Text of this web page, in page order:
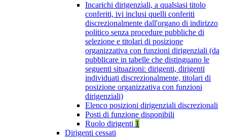
Incarichi dirigenziali, a qualsiasi titolo
conferiti, ivi inclusi quelli conferiti
discrezionalmente dall'organo di indirizzo
politico senza procedure pubbliche di
selezione e titolari di posizione
organizzativa con funzioni dirigenziali (da
pubblicare in tabelle che distinguano le
seguenti situazioni: dirigenti, dirigenti
individuati discrezionalmente, titolari di
posizione organizzativa con funzioni
dirigenziali)
Elenco posizioni dirigenziali discrezionali
Posti di funzione disponibili
Ruolo dirigenti 1
Dirigenti cessati